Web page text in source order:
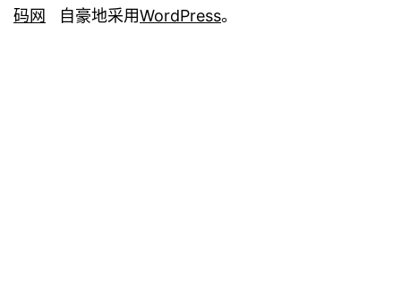
码网 自豪地采用WordPress。